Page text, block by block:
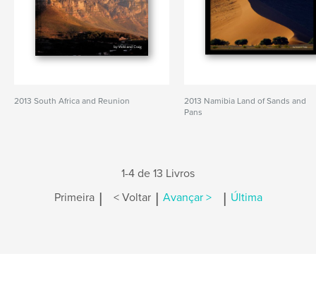
2013 South Africa and Reunion
2013 Namibia Land of Sands and
Pans
1-4 de 13 Livros
Primeira | < Voltar | Avançar > | Última